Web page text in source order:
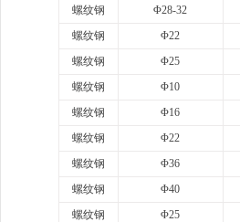
螺纹钢
Φ28-32
螺纹钢
Φ22
螺纹钢
Φ25
螺纹钢
Φ10
螺纹钢
Φ16
螺纹钢
Φ22
螺纹钢
Φ36
螺纹钢
Φ40
螺纹钢
Φ25